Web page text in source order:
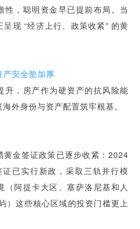
性，聪明资金早已提前布局。当
现 “经济上行、政策收紧” 的黄
安全垫加厚
升，房产作为硬资产的抗风险能
外身份与资产配置筑牢根基。
黄金签证政策已逐步收紧：2024
已实行新政，采取三轨并行模
（阿提卡大区、塞萨洛尼基和人
）这些核心区域的投资门槛更上